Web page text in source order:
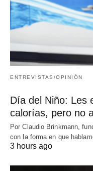
ENTREVISTAS/OPINIÓN
Día del Niño: Les
calorías, pero no
Por Claudio Brinkmann,
con la forma en que
3 hours ago